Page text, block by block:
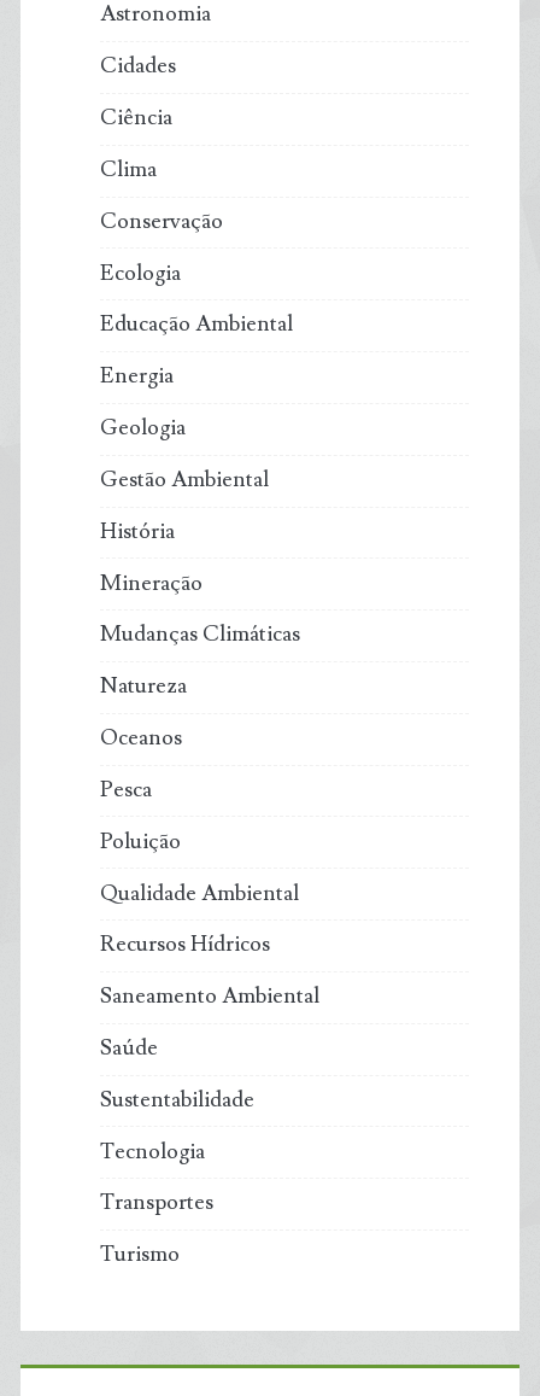
Astronomia
Cidades
Ciência
Clima
Conservação
Ecologia
Educação Ambiental
Energia
Geologia
Gestão Ambiental
História
Mineração
Mudanças Climáticas
Natureza
Oceanos
Pesca
Poluição
Qualidade Ambiental
Recursos Hídricos
Saneamento Ambiental
Saúde
Sustentabilidade
Tecnologia
Transportes
Turismo